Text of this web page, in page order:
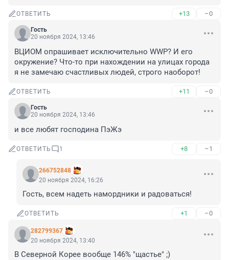
ОТВЕТИТЬ +13 –0
Гость
20 ноября 2024, 13:46
ВЦИОМ опрашивает исключительно WWP? И его
окружение? Что-то при нахождении на улицах города
я не замечаю счастливых людей, строго наоборот!
ОТВЕТИТЬ +11 –0
Гость
20 ноября 2024, 13:46
и все любят господина ПэЖэ
ОТВЕТИТЬ 1 +8 –1
266752848
20 ноября 2024, 16:26
Гость, всем надеть намордники и радоваться!
ОТВЕТИТЬ +1 –0
282799367
20 ноября 2024, 13:40
В Северной Корее вообще 146% "щастье" ;)